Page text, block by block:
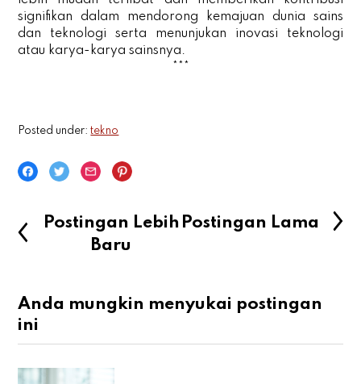
signifikan dalam mendorong kemajuan dunia sains
dan teknologi serta menunjukan inovasi teknologi
atau karya-karya sainsnya.
***
Posted under: tekno
Postingan Lebih
Baru
Postingan Lama
Anda mungkin menyukai postingan
ini